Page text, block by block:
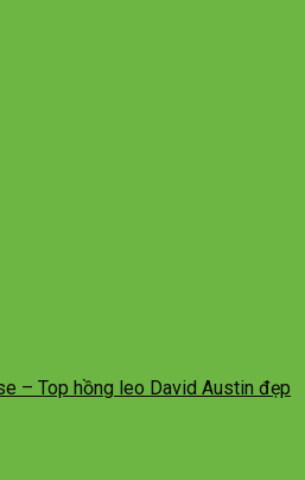
– Top hồng leo David Austin đẹp